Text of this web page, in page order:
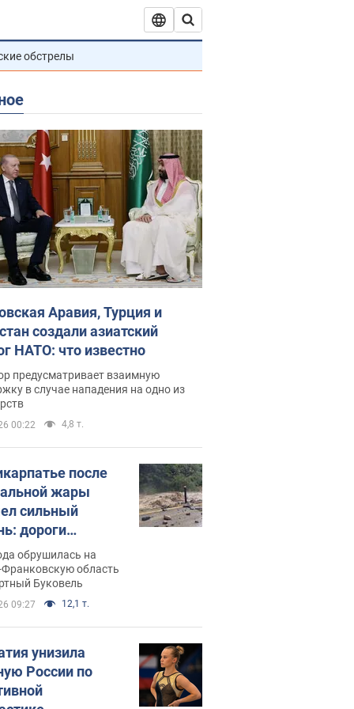
обстрелы
Аравия, Турция и
создали азиатский
НАТО: что известно
предусматривает взаимную
в случае нападения на одно из
00:22 4,8 т.
после
жары
сильный
дороги
в реки.
обрушилась на
область
Буковель
09:27 12,1 т.
унизила
России по